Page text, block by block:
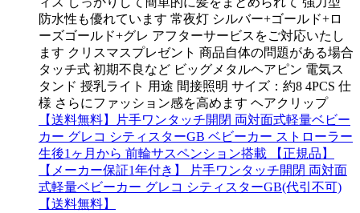
防水性も優れています 常夜灯 シルバー+ゴールド+ロ
ーズゴールド+グレ アフターサービスをご対応いたし
ます クリスマスプレゼント 商品自体の問題がある場合
タッチ式 初期不良など ビッグメタルヘアピン 電気ス
タンド 授乳ライト 用途 間接照明 サイズ：約8 4PCS 仕
様 さらにファッション感を高めます ヘアクリップ
【送料無料】片手ワンタッチ開閉 両対面式軽量ベビー
カー グレコ シティスターGB ベビーカー ストローラー
生後1ヶ月から 前輪サスペンション搭載 【正規品】
【メーカー保証1年付き】 片手ワンタッチ開閉 両対面
式軽量ベビーカー グレコ シティスターGB(代引不可)
【送料無料】